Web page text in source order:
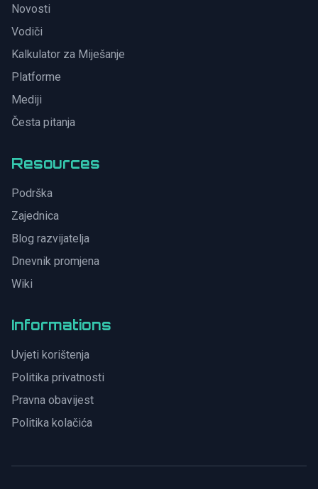
Novosti
Vodiči
Kalkulator za Miješanje
Platforme
Mediji
Česta pitanja
Resources
Podrška
Zajednica
Blog razvijatelja
Dnevnik promjena
Wiki
Informations
Uvjeti korištenja
Politika privatnosti
Pravna obavijest
Politika kolačića